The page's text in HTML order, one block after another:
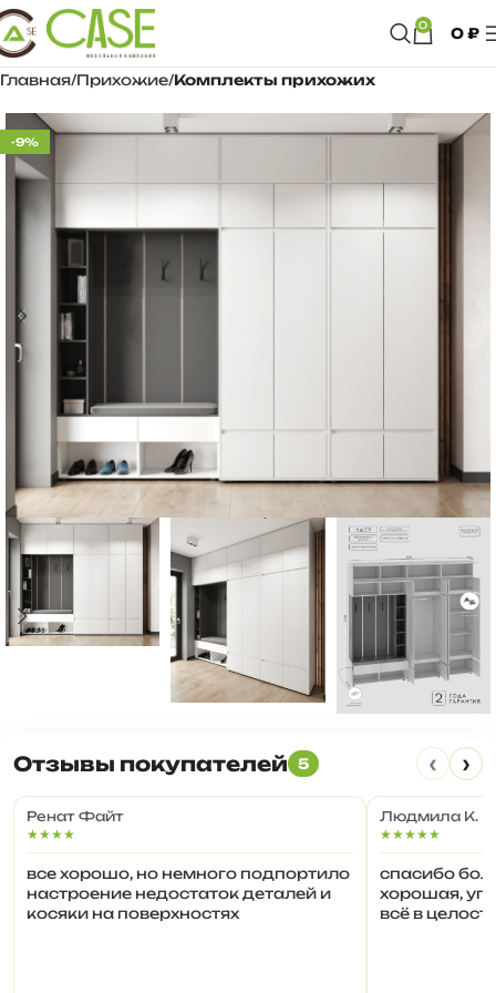
0 0₽
Главная Прихожие Комплекты прихожих
-9%
Отзывы покупателей 5 ‹ ›
Ренат Файт
★★★★
все хорошо, но немного подпортило
настроение недостаток деталей и
косяки на поверхностях
Людмила К.
★★★★★
спасибо
хорошая,
всё в